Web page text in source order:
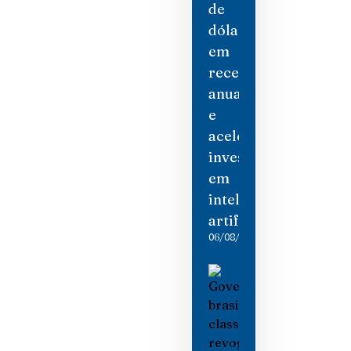
de
dólares
em
receita
anual
e
acelera
investimento
em
inteligência
artificial
06/08/2026